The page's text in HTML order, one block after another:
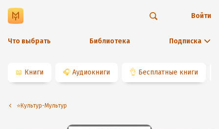
Что выбрать Библиотека Подписка
Войти
📖 Книги 🎧 Аудиокниги 👌 Бесплатные книги
⭐️Культур-Мультур